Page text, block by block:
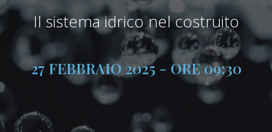
Il sistema idrico nel costruito
27 FEBBRAIO 2025 - ORE 09:30